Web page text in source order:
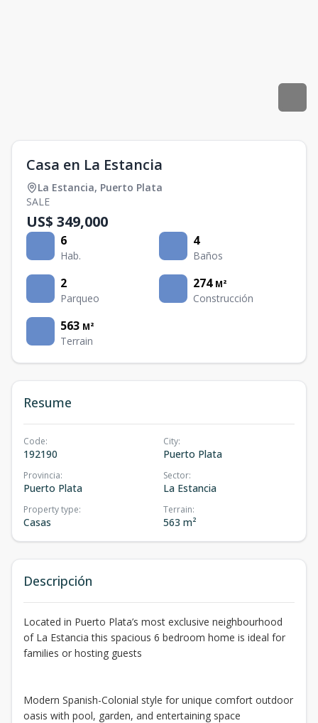
Casa en La Estancia
La Estancia, Puerto Plata
SALE
US$ 349,000
6
Hab.
4
Baños
2
Parqueo
274 M²
Construcción
563 M²
Terrain
Resume
Code:
192190
City:
Puerto Plata
Provincia:
Puerto Plata
Sector:
La Estancia
Property type:
Casas
Terrain:
563 m²
Descripción
Located in Puerto Plata’s most exclusive neighbourhood
of La Estancia this spacious 6 bedroom home is ideal for
families or hosting guests
Modern Spanish-Colonial style for unique comfort outdoor
oasis with pool, garden, and entertaining space